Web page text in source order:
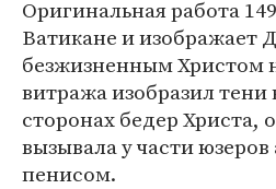
Оригинальная работа
Ватикане и изображает
безжизненным Христом
витража изобразил тени
сторонах бедер Христа,
вызывала у части
пенисом.